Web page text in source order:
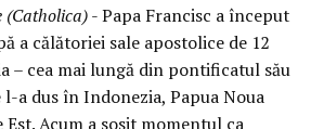
(Catholica)- Papa Francisc a început
a călătoriei sale apostolice de 12
– cea mai lungă din pontificatul său
l-a dus în Indonezia, Papua Noua
Acum a sosit momentul ca